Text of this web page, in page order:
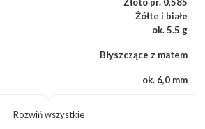
Żółte i białe
ok. 5.5 g
Błyszczące z matem
ok. 6,0 mm
Rozwiń wszystkie